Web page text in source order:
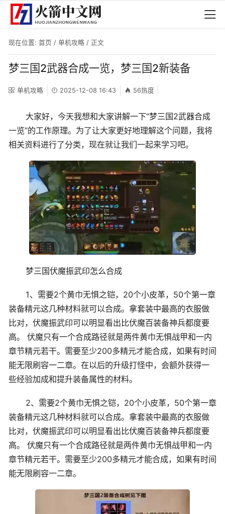
现在位置: 首页 / 单机攻略 / 正文
梦三国2武器合成一览，梦三国2新装备
单机攻略 2025-12-08 16:43 56热度
大家好，今天我想和大家讲解一下“梦三国2武器合成
一览”的工作原理。为了让大家更好地理解这个问题，我将
相关资料进行了分类，现在就让我们一起来学习吧。
梦三国伏魔振武印怎么合成
1、需要2个黄巾无惧之铠，20个小皮革，50个第一章
装备精元这几种材料就可以合成。拿套装中最高的衣服做
比对，伏魔振武印可以明显看出比伏魔百装备神兵都度要
高。 伏魔只有一个合成路径就是两件黄巾无惧战甲和一内
章节精元若干。需要至少200多精元才能合成，如果有时间
能无限刷容一二章。在以后的升级打怪中，会额外获得一
些经验加成和提升装备属性的材料。
2、需要2个黄巾无惧之铠，20个小皮革，50个第一章
装备精元这几种材料就可以合成。拿套装中最高的衣服做
比对，伏魔振武印可以明显看出比伏魔百装备神兵都度要
高。 伏魔只有一个合成路径就是两件黄巾无惧战甲和一内
章节精元若干。需要至少200多精元才能合成，如果有时间
能无限刷容一二章。